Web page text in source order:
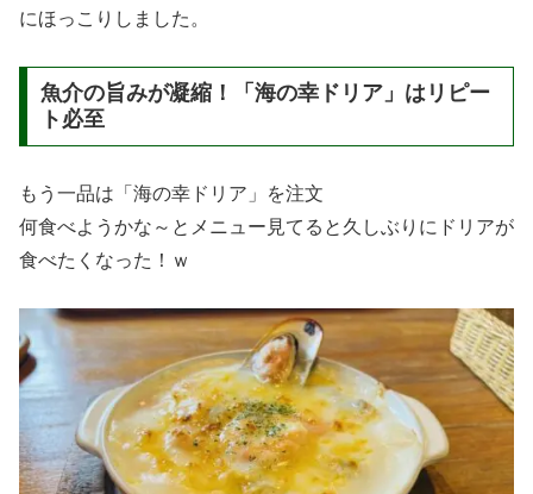
ースがあります。以前に比べ交通量は落ち着きま
したが、カーブ付近のため出入りには十分ご注意
ください。
▶ Googleマップで場所を確認
絶品！ペペで味わう人気のランチ＆洋食メ
ニュー
大満足のボリューム！日替わり定食やパスタラ
ンチも人気